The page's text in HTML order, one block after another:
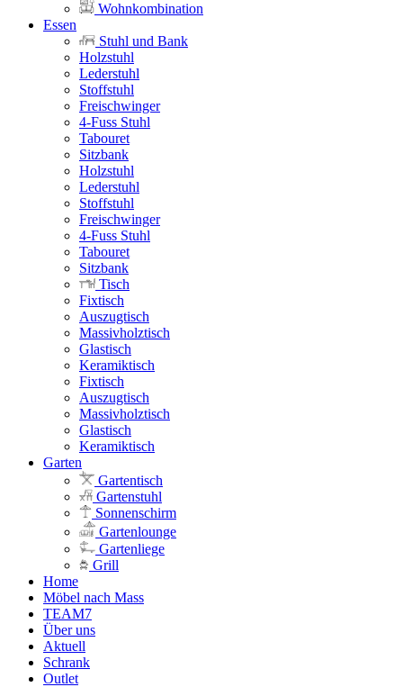
Wohnkombination
Essen
Stuhl und Bank
Holzstuhl
Lederstuhl
Stoffstuhl
Freischwinger
4-Fuss Stuhl
Tabouret
Sitzbank
Holzstuhl
Lederstuhl
Stoffstuhl
Freischwinger
4-Fuss Stuhl
Tabouret
Sitzbank
Tisch
Fixtisch
Auszugtisch
Massivholztisch
Glastisch
Keramiktisch
Fixtisch
Auszugtisch
Massivholztisch
Glastisch
Keramiktisch
Garten
Gartentisch
Gartenstuhl
Sonnenschirm
Gartenlounge
Gartenliege
Grill
Home
Möbel nach Mass
TEAM7
Über uns
Aktuell
Schrank
Outlet